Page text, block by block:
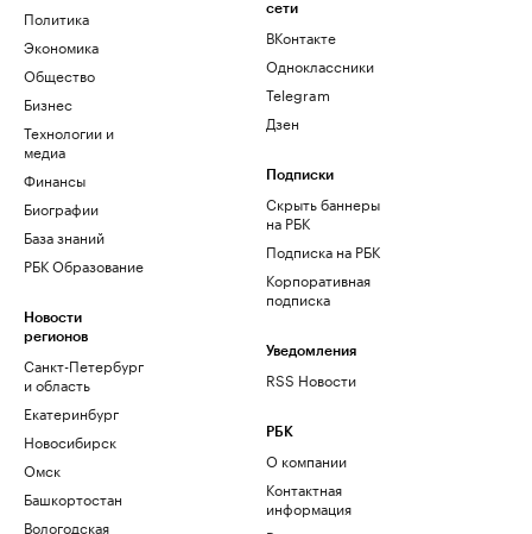
Политика
Экономика
Общество
Бизнес
Технологии и
медиа
Финансы
Биографии
База знаний
РБК Образование
Новости
регионов
Санкт-Петербург
и область
Екатеринбург
Новосибирск
Омск
Башкортостан
Вологодская
сети
ВКонтакте
Одноклассники
Telegram
Дзен
Подписки
Скрыть баннеры
на РБК
Подписка на РБК
Корпоративная
подписка
Уведомления
RSS Новости
РБК
О компании
Контактная
информация